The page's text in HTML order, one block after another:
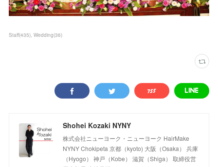
Staff(435) Wedding(36)
Shohei Kozaki NYNY
株式会社ニューヨーク・ニューヨーク HairMake
NYNY Chokipeta 京都（kyoto) 大阪（Osaka） 兵庫
（Hyogo） 神戸（Kobe） 滋賀（Shiga） 取締役営